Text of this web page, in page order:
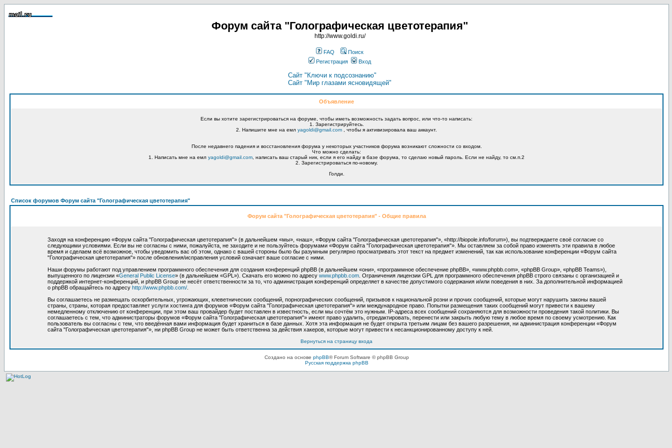
Форум сайта "Голографическая цветотерапия"
http://www.goldi.ru/
FAQ
Поиск
Регистрация
Вход
Сайт "Ключи к подсознанию"
Сайт "Мир глазами ясновидящей"
Объявление
Если вы хотите зарегистрироваться на форуме, чтобы иметь возможность задать вопрос, или что-то написать:
1. Зарегистрируйтесь.
2. Напишите мне на емл yagoldi@gmail.com , чтобы я активизировала ваш аккаунт.
После недавнего падения и восстановления форума у некоторых участников форума возникают сложности со входом.
Что можно сделать:
1. Написать мне на емл yagoldi@gmail.com , написать ваш старый ник, если я его найду в базе форума, то сделаю новый пароль. Если не найду, то см.п.2
2. Зарегистрироваться по-новому.
Голди.
Список форумов Форум сайта "Голографическая цветотерапия"
Форум сайта "Голографическая цветотерапия" - Общие правила
Заходя на конференцию «Форум сайта "Голографическая цветотерапия"» (в дальнейшем «мы», «наш», «Форум сайта "Голографическая цветотерапия"», «http://biopole.info/forum»), вы подтверждаете своё согласие со
следующими условиями. Если вы не согласны с ними, пожалуйста, не заходите и не пользуйтесь форумами «Форум сайта "Голографическая цветотерапия"». Мы оставляем за собой право изменять эти правила в любое
время и сделаем всё возможное, чтобы уведомить вас об этом, однако с вашей стороны было бы разумным регулярно просматривать этот текст на предмет изменений, так как использование конференции «Форум сайта
"Голографическая цветотерапия"» после обновления/исправления условий означает ваше согласие с ними.
Наши форумы работают под управлением программного обеспечения для создания конференций phpBB (в дальнейшем «они», «программное обеспечение phpBB», «www.phpbb.com», «phpBB Group», «phpBB Teams»),
выпущенного по лицензии «General Public License» (в дальнейшем «GPL»). Скачать его можно по адресу www.phpbb.com . Ограничения лицензии GPL для программного обеспечения phpBB строго связаны с организацией и
поддержкой интернет-конференций, и phpBB Group не несёт ответственности за то, что администрация конференций определяет в качестве допустимого содержания и/или поведения в них. За дополнительной информацией
о phpBB обращайтесь по адресу http://www.phpbb.com/
Вы соглашаетесь не размещать оскорбительных, угрожающих, клеветнических сообщений, порнографических сообщений, призывов к национальной розни и прочих сообщений, которые могут нарушить законы вашей
страны, страны, которая предоставляет услуги хостинга для форумов «Форум сайта "Голографическая цветотерапия"» или международное право. Попытки размещения таких сообщений могут привести к вашему
немедленному отключению от конференции, при этом ваш провайдер будет поставлен в известность, если мы сочтём это нужным. IP-адреса всех сообщений сохраняются для возможности проведения такой политики. Вы
соглашаетесь с тем, что администраторы форумов «Форум сайта "Голографическая цветотерапия"» имеют право удалить, отредактировать, перенести или закрыть любую тему в любое время по своему усмотрению. Как
пользователь вы согласны с тем, что введённая вами информация будет храниться в базе данных. Хотя эта информация не будет открыта третьим лицам без вашего разрешения, ни администрация конференции «Форум
сайта "Голографическая цветотерапия"», ни phpBB Group не может быть ответственна за действия хакеров, которые могут привести к несанкционированному доступу к ней.
Вернуться на страницу входа
Создано на основе phpBB® Forum Software © phpBB Group
Русская поддержка phpBB